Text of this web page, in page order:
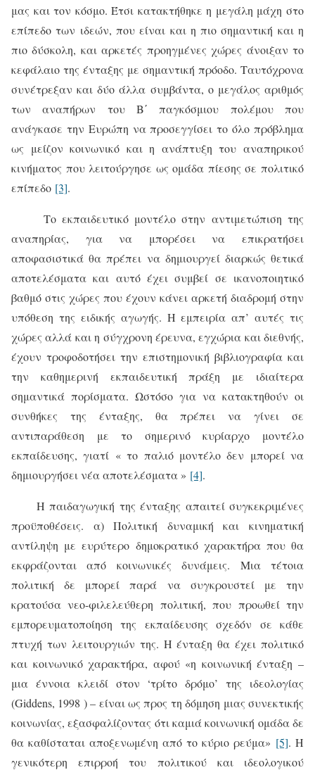
μας και τον κόσμο. Έτσι κατακτήθηκε η μεγάλη μάχη στο
επίπεδο των ιδεών, που είναι και η πιο σημαντική και η
πιο δύσκολη, και αρκετές προηγμένες χώρες άνοιξαν το
κεφάλαιο της ένταξης με σημαντική πρόοδο. Ταυτόχρονα
συνέτρεξαν και δύο άλλα συμβάντα, ο μεγάλος αριθμός
των αναπήρων του Β΄ παγκόσμιου πολέμου που
ανάγκασε την Ευρώπη να προσεγγίσει το όλο πρόβλημα
ως μείζον κοινωνικό και η ανάπτυξη του αναπηρικού
κινήματος που λειτούργησε ως ομάδα πίεσης σε πολιτικό
επίπεδο [3].
Το εκπαιδευτικό μοντέλο στην αντιμετώπιση της
αναπηρίας, για να μπορέσει να επικρατήσει
αποφασιστικά θα πρέπει να δημιουργεί διαρκώς θετικά
αποτελέσματα και αυτό έχει συμβεί σε ικανοποιητικό
βαθμό στις χώρες που έχουν κάνει αρκετή διαδρομή στην
υπόθεση της ειδικής αγωγής. Η εμπειρία απ’ αυτές τις
χώρες αλλά και η σύγχρονη έρευνα, εγχώρια και διεθνής,
έχουν τροφοδοτήσει την επιστημονική βιβλιογραφία και
την καθημερινή εκπαιδευτική πράξη με ιδιαίτερα
σημαντικά πορίσματα. Ωστόσο για να κατακτηθούν οι
συνθήκες της ένταξης, θα πρέπει να γίνει σε
αντιπαράθεση με το σημερινό κυρίαρχο μοντέλο
εκπαίδευσης, γιατί « το παλιό μοντέλο δεν μπορεί να
δημιουργήσει νέα αποτελέσματα » [4].
Η παιδαγωγική της ένταξης απαιτεί συγκεκριμένες
προϋποθέσεις. α) Πολιτική δυναμική και κινηματική
αντίληψη με ευρύτερο δημοκρατικό χαρακτήρα που θα
εκφράζονται από κοινωνικές δυνάμεις. Μια τέτοια
πολιτική δε μπορεί παρά να συγκρουστεί με την
κρατούσα νεο-φιλελεύθερη πολιτική, που προωθεί την
εμπορευματοποίηση της εκπαίδευσης σχεδόν σε κάθε
πτυχή των λειτουργιών της. Η ένταξη θα έχει πολιτικό
και κοινωνικό χαρακτήρα, αφού «η κοινωνική ένταξη –
μια έννοια κλειδί στον ‘τρίτο δρόμο’ της ιδεολογίας
(Giddens, 1998 ) – είναι ως προς τη δόμηση μιας συνεκτικής
κοινωνίας, εξασφαλίζοντας ότι καμιά κοινωνική ομάδα δε
θα καθίσταται αποξενωμένη από το κύριο ρεύμα» [5]. Η
γενικότερη επιρροή του πολιτικού και ιδεολογικού